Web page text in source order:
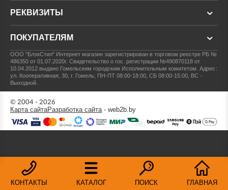
КОНТАКТЫ КАТАЛОГ ПОИСК ГЛАВНАЯ
РЕКВИЗИТЫ
ПОКУПАТЕЛЯМ
ООО "БлэкСтил" Интернет магазин зарегистрирован в торговом реестре РБ №
486350 от 01.07.2020г.Свидетельство о гос. регистрации №490870118 от
10.04.2012 выдано Гомельским городским Исполнительным комитетом.Адрес:
ул. Кооперативная, 30, г. Гомель; ПН-ПТ 08:00-18:00, СБ 08:00-15:00, ВС -
Выходной.
© 2004 - 2026
Карта сайтаРазработка сайта- web2b.by